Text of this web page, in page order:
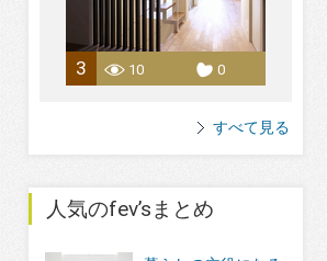
3 10 0
すべて見る
人気のfev’sまとめ